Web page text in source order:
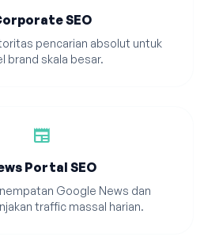
SEO
pencarian absolut untuk
brand skala besar.
newspaper
Portal SEO
Google News dan
traffic massal harian.